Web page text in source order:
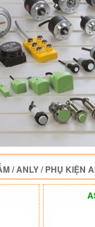
/ANLY/PHỤ KIỆN